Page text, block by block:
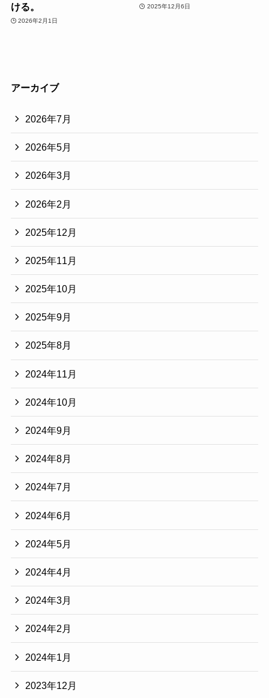
ける。
2026年2月1日
2025年12月6日
アーカイブ
2026年7月
2026年5月
2026年3月
2026年2月
2025年12月
2025年11月
2025年10月
2025年9月
2025年8月
2024年11月
2024年10月
2024年9月
2024年8月
2024年7月
2024年6月
2024年5月
2024年4月
2024年3月
2024年2月
2024年1月
2023年12月